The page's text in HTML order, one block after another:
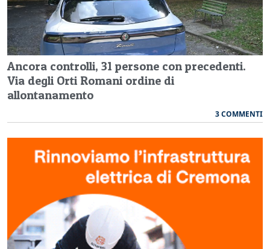
Ancora controlli, 31 persone con precedenti.
Via degli Orti Romani ordine di
allontanamento
3 COMMENTI